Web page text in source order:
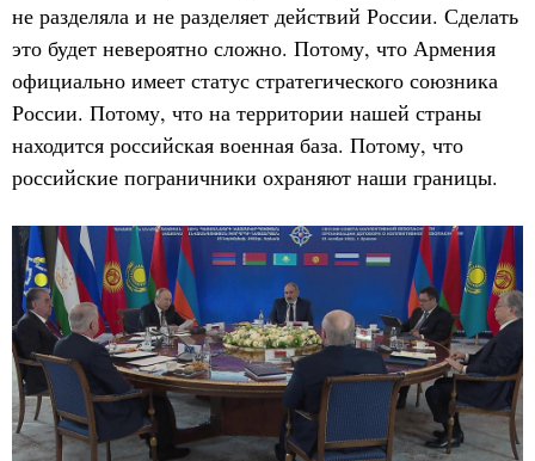
не разделяла и не разделяет действий России. Сделать
это будет невероятно сложно. Потому, что Армения
официально имеет статус стратегического союзника
России. Потому, что на территории нашей страны
находится российская военная база. Потому, что
российские пограничники охраняют наши границы.